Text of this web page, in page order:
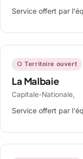
Service offert par
○ Territoire ouvert
La Malbaie
Capitale-Nationale,
Service offert par